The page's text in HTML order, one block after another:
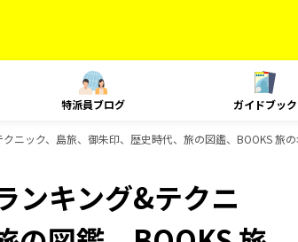
特派員ブログ ガイドブック
ニック、島旅、御朱印、歴史時代、旅の図鑑、BOOKS 旅
ンキング&テクニ